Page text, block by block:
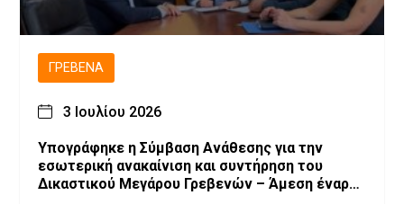
ΓΡΕΒΕΝΆ
3 Ιουλίου 2026
Υπογράφηκε η Σύμβαση Ανάθεσης για την
εσωτερική ανακαίνιση και συντήρηση του
Δικαστικού Μεγάρου Γρεβενών – Άμεση έναρξη